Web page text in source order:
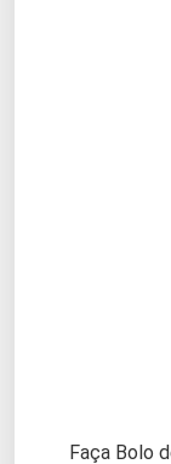
Faça Bolo